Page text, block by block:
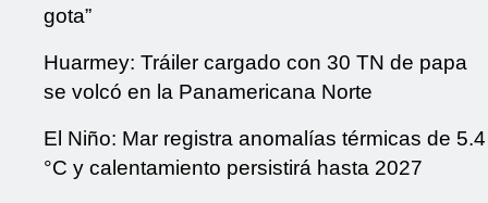
gota”
Huarmey: Tráiler cargado con 30 TN de papa
se volcó en la Panamericana Norte
El Niño: Mar registra anomalías térmicas de 5.4
°C y calentamiento persistirá hasta 2027